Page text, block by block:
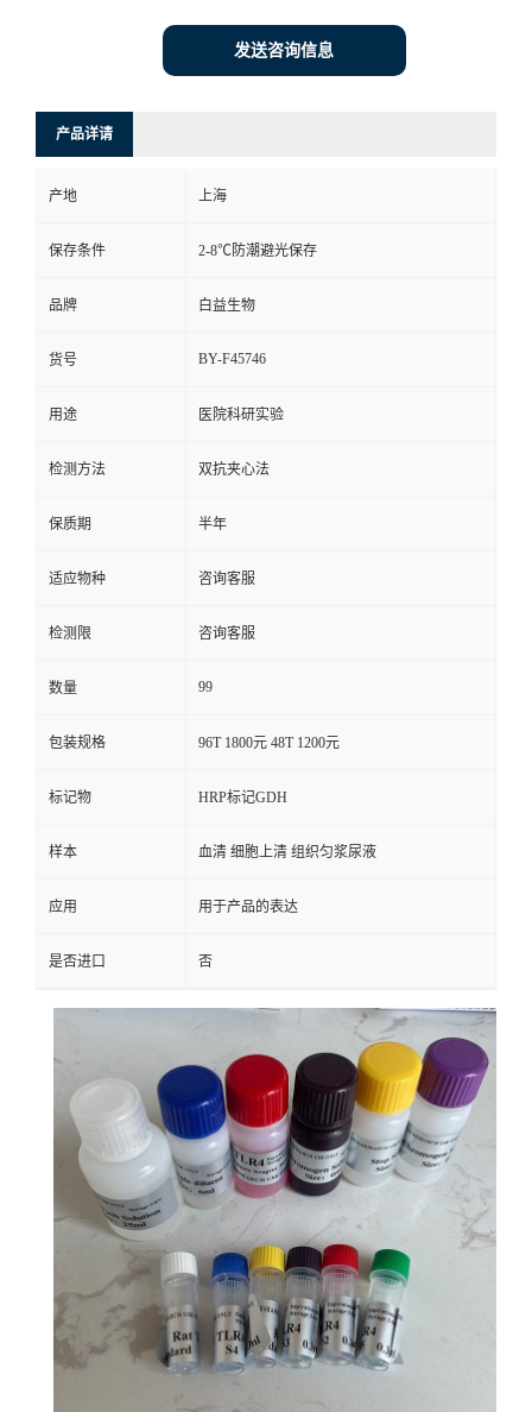
发送咨询信息
产品详请
产地 上海
保存条件 2-8℃防潮避光保存
品牌 白益生物
货号 BY-F45746
用途 医院科研实验
检测方法 双抗夹心法
保质期 半年
适应物种 咨询客服
检测限 咨询客服
数量 99
包装规格 96T 1800元 48T 1200元
标记物 HRP标记GDH
样本 血清 细胞上清 组织匀浆尿液
应用 用于产品的表达
是否进口 否